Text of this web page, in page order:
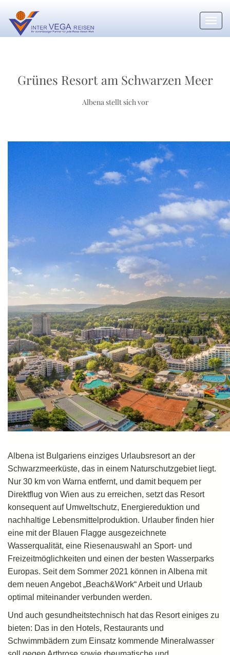
Grünes Resort am Schwarzen Meer
Albena stellt sich vor
Albena ist Bulgariens einziges Urlaubsresort an der
Schwarzmeerküste, das in einem Naturschutzgebiet liegt.
Nur 30 km von Warna entfernt, und damit bequem per
Direktflug von Wien aus zu erreichen, setzt das Resort
konsequent auf Umweltschutz, Energiereduktion und
nachhaltige Lebensmittelproduktion. Urlauber finden hier
eine mit der Blauen Flagge ausgezeichnete
Wasserqualität, eine Riesenauswahl an Sport- und
Freizeitmöglichkeiten und einen der besten Wasserparks
Europas. Seit dem Sommer 2021 können in Albena mit
dem neuen Angebot „Beach&Work“ Arbeit und Urlaub
optimal miteinander verbunden werden.
Und auch gesundheitstechnisch hat das Resort einiges zu
bieten: Das in den Hotels, Restaurants und
Schwimmbädern zum Einsatz kommende Mineralwasser